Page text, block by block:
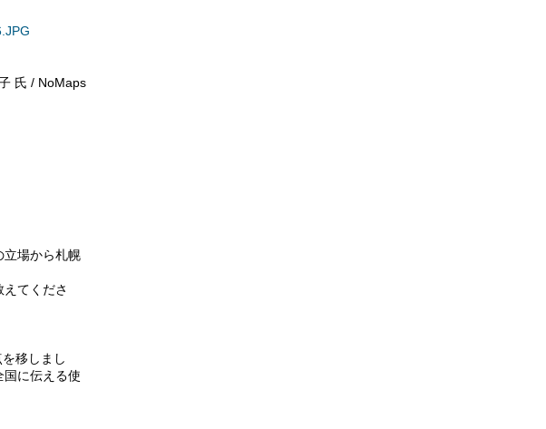
氏 / NoMaps
立場から札幌
てくださ
移しまし
に伝える使